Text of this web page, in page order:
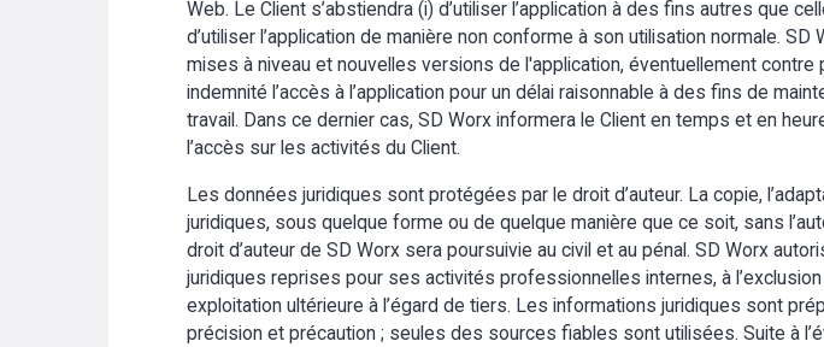
Web. Le Client s’abstiendra (i) d’utiliser l’application à des fins autres que
d’utiliser l’application de manière non conforme à son utilisation normale.
mises à niveau et nouvelles versions de l'application, éventuellement
indemnité l’accès à l’application pour un délai raisonnable à des fins de
travail. Dans ce dernier cas, SD Worx informera le Client en temps et en
l’accès sur les activités du Client.
Les données juridiques sont protégées par le droit d’auteur. La copie,
juridiques, sous quelque forme ou de quelque manière que ce soit, sans
droit d’auteur de SD Worx sera poursuivie au civil et au pénal. SD Worx
juridiques reprises pour ses activités professionnelles internes, à
exploitation ultérieure à l’égard de tiers. Les informations juridiques sont
précision et précaution ; seules des sources fiables sont utilisées. Suite à